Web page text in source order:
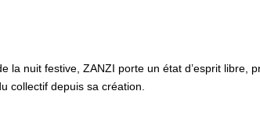
la nuit festive, ZANZI porte un état d’esprit
collectif depuis sa création.